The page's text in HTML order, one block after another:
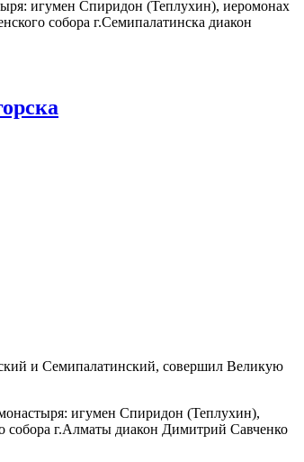
игумен Спиридон (Теплухин), иеромонах
собора г.Семипалатинска диакон
и Семипалатинский, совершил Великую
игумен Спиридон (Теплухин),
собора г.Алматы диакон Димитрий Савченко